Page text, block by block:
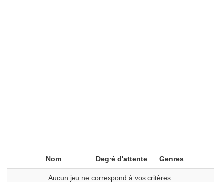
Nom Degré d'attente Genres
Aucun jeu ne correspond à vos critères.